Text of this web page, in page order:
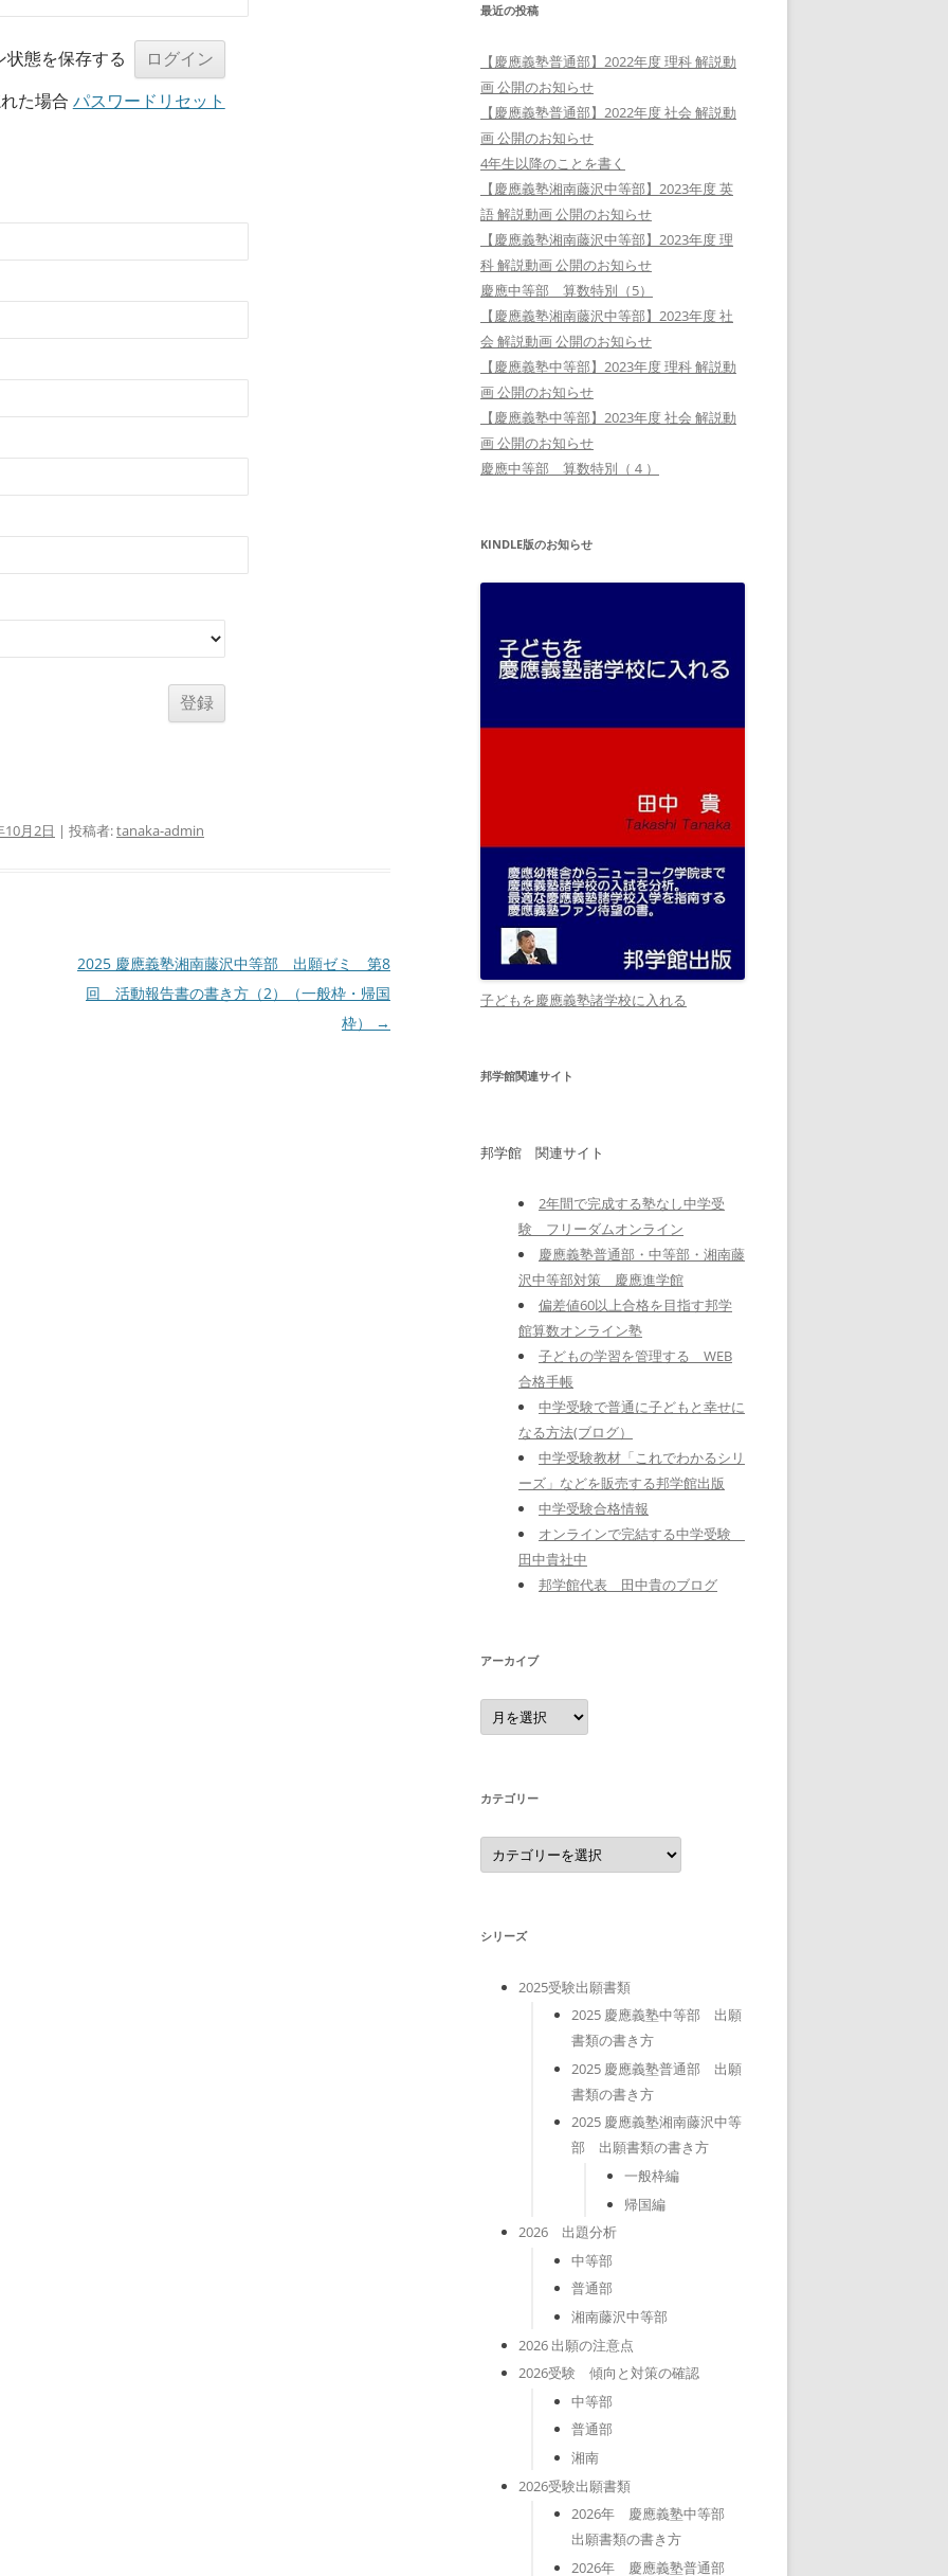
状態を保存する
た場合 パスワードリセット
10月2日 | 投稿者:tanaka-admin
2025 慶應義塾湘南藤沢中等部 出願ゼミ 第8
回 活動報告書の書き方（2）（一般枠・帰国
枠）
→
最近の投稿
【慶應義塾普通部】2022年度 理科 解説動
画 公開のお知らせ
【慶應義塾普通部】2022年度 社会 解説動
画 公開のお知らせ
4年生以降のことを書く
【慶應義塾湘南藤沢中等部】2023年度 英
語 解説動画 公開のお知らせ
【慶應義塾湘南藤沢中等部】2023年度 理
科 解説動画 公開のお知らせ
慶應中等部 算数特別（5）
【慶應義塾湘南藤沢中等部】2023年度 社
会 解説動画 公開のお知らせ
【慶應義塾中等部】2023年度 理科 解説動
画 公開のお知らせ
【慶應義塾中等部】2023年度 社会 解説動
画 公開のお知らせ
慶應中等部 算数特別（４）
KINDLE版のお知らせ
子どもを慶應義塾諸学校に入れる
邦学館関連サイト
邦学館 関連サイト
2年間で完成する塾なし中学受
験 フリーダムオンライン
慶應義塾普通部・中等部・湘南藤
沢中等部対策 慶應進学館
偏差値60以上合格を目指す邦学
館算数オンライン塾
子どもの学習を管理する WEB
合格手帳
中学受験で普通に子どもと幸せに
なる方法(ブログ）
中学受験教材「これでわかるシリ
ーズ」などを販売する邦学館出版
中学受験合格情報
オンラインで完結する中学受験
田中貴社中
邦学館代表 田中貴のブログ
アーカイブ
ア
ー
カ
カテゴリー
カ
テ
ゴ
シリーズ
2025受験出願書類
2025 慶應義塾中等部 出願
書類の書き方
2025 慶應義塾普通部 出願
書類の書き方
2025 慶應義塾湘南藤沢中等
部 出願書類の書き方
一般枠編
帰国編
2026 出題分析
中等部
普通部
湘南藤沢中等部
2026 出願の注意点
2026受験 傾向と対策の確認
中等部
普通部
湘南
2026受験出願書類
2026年 慶應義塾中等部
出願書類の書き方
2026年 慶應義塾普通部